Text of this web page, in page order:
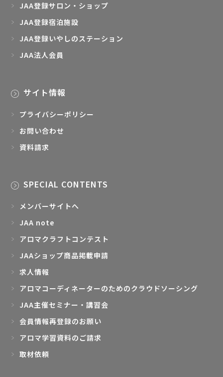
JAA登録サロン・ショップ
JAA登録宿泊施設
JAA登録いやしのステーション
JAA法人会員
サイト情報
プライバシーポリシー
お問い合わせ
資料請求
SPECIAL CONTENTS
メンバーサイトへ
JAA note
アロマクラフトコンテスト
JAAショップ商品掲載申請
求人情報
アロマコーディネーターのためのクラウドソーシング
JAA主催セミナー・講習会
会員情報再登録のお願い
アロマ学習資料のご請求
取材依頼